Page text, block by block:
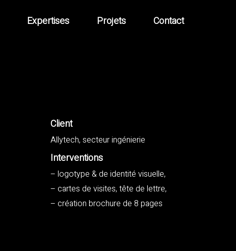
Expertises Projets Contact
Client
Allytech, secteur ingénierie
Interventions
– logotype & de identité visuelle,
– cartes de visites, tête de lettre,
– création brochure de 8 pages